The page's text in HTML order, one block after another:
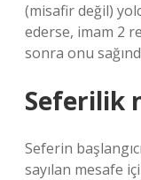
(misafir değil)
ederse, imam 2
sonra onu
Seferilik
Seferin
sayılan mesafe